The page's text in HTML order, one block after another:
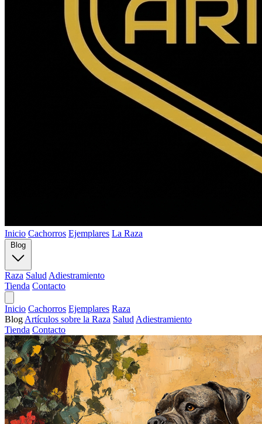
Inicio Cachorros Ejemplares La Raza
Raza Salud Adiestramiento
Tienda Contacto
Inicio Cachorros Ejemplares Raza
Blog Artículos sobre la Raza Salud Adiestramiento
Tienda Contacto